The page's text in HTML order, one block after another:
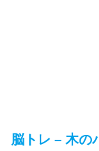
脳トレ – 木